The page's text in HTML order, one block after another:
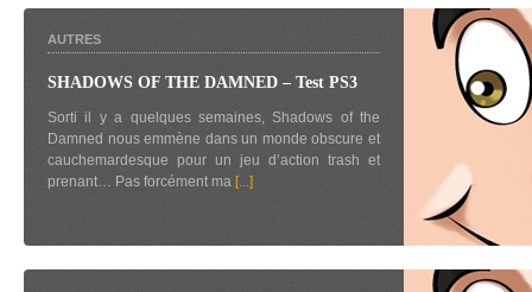
AUTRES
SHADOWS OF THE DAMNED – Test PS3
Sorti il y a quelques semaines, Shadows of the
Damned nous emmène dans un monde obscure et
cauchemardesque pour un jeu d’action trash et
prenant… Pas forcément ma [...]